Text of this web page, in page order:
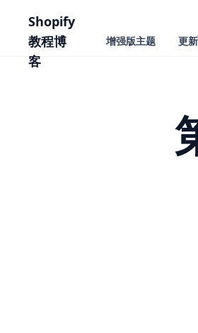
要内容Shopify
教程博
客
增强版主题 更